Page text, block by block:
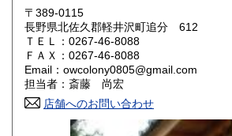
岡山県
山口県 600円
香川県 600円 愛媛県
高知県 600円
〒389-0115
長野県北佐久郡軽井沢町追分 612
ＴＥＬ：0267-46-8088
ＦＡＸ：0267-46-8088
Email：owcolony0805@gmail.com
担当者：斎藤 尚宏
店舗へのお問い合わせ